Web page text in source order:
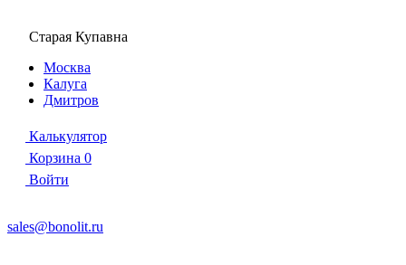
Старая Купавна
Москва
Калуга
Дмитров
Калькулятор
Корзина 0
Войти
sales@bonolit.ru